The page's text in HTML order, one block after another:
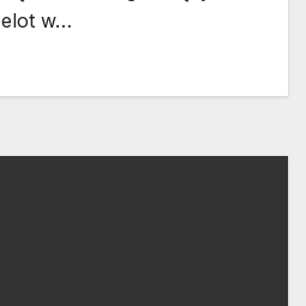
w…